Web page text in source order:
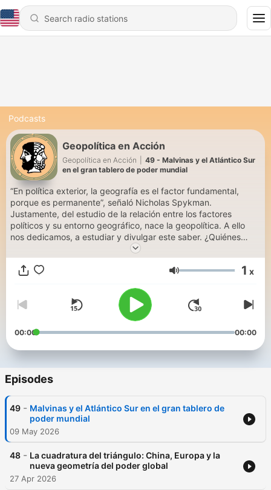
Podcasts
Geopolítica en Acción
Geopolítica en Acción
49 - Malvinas y el Atlántico Sur
en el gran tablero de poder mundial
“En política exterior, la geografía es el factor fundamental,
porque es permanente”, señaló Nicholas Spykman.
Justamente, del estudio de la relación entre los factores
políticos y su entorno geográfico, nace la geopolítica. A ello
nos dedicamos, a estudiar y divulgar este saber. ¿Quiénes
hacemos Geopolítica en Acción? Un equipo heterodoxo
compuesto de profesores de Geopolítica de la Universidad del
Salvador, y estudiantes avanzadas de Relaciones
Matías Tullio, Pablo Tanous, Damián Carca, Natalie Flores y
Mora Almasque.
Volume 1 x
00:00 00:00
Episodes
49 - Malvinas y el Atlántico Sur en el gran tablero de
poder mundial
09 May 2026
48 - La cuadratura del triángulo: China, Europa y la
nueva geometría del poder global
27 Apr 2026